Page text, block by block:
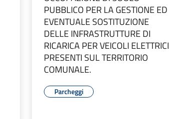
PUBBLICO PER LA GESTIONE ED
EVENTUALE SOSTITUZIONE
DELLE INFRASTRUTTURE DI
RICARICA PER VEICOLI ELETTRICI
PRESENTI SUL TERRITORIO
COMUNALE.
Parcheggi